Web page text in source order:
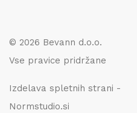
© 2026 Bevann d.o.o.
Vse pravice pridržane
Izdelava spletnih strani -
Normstudio.si